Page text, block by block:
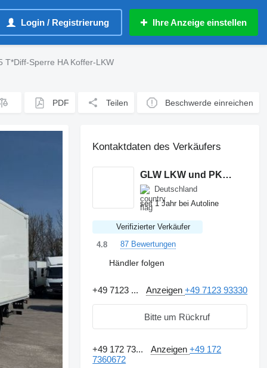
Login / Registrierung Ihre Anzeige einstellen
T*Diff-Sperre HA Koffer-LKW
PDF Teilen Beschwerde einreichen
Kontaktdaten des Verkäufers
GLW LKW und PKW Handel GmbH
Deutschland
seit 1 Jahr bei Autoline
Verifizierter Verkäufer
4.8
87 Bewertungen
Händler folgen
+49 7123 ... Anzeigen+49 7123 93330
Bitte um Rückruf
+49 172 73... Anzeigen+49 172
7360672